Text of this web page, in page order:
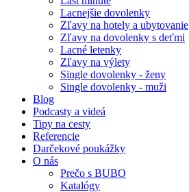
Lacnejšie dovolenky
Zľavy na hotely a ubytovanie
Zľavy na dovolenky s deťmi
Lacné letenky
Zľavy na výlety
Single dovolenky - ženy
Single dovolenky - muži
Blog
Podcasty a videá
Tipy na cesty
Referencie
Darčekové poukážky
O nás
Prečo s BUBO
Katalógy